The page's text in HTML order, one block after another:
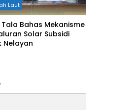
Laut
Tala Bahas Mekanisme
Solar Subsidi
Nelayan